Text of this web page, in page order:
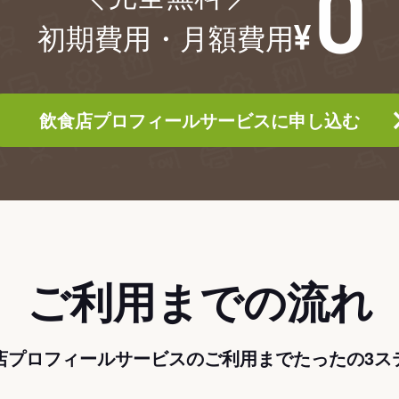
初期費用・月額費用
飲食店プロフィールサービスに申し込む
ご利用までの流れ
プロフィールサービスのご利用までたったの3ス